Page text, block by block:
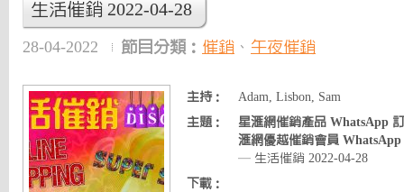
生活催銷 2022-04-28
28-04-2022 節目分類： 催銷 、 午夜催銷
主持：
Adam, Lisbon, Sam
主題：
星滙網催銷產品 WhatsApp
滙網優越催銷會員 WhatsApp
— 生活催銷 2022-04-28
下載：